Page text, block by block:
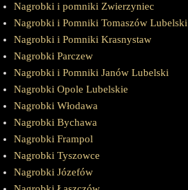
Nagrobki i pomniki Zwierzyniec
Nagrobki i Pomniki Tomaszów Lubelski
Nagrobki i Pomniki Krasnystaw
Nagrobki Parczew
Nagrobki i Pomniki Janów Lubelski
Nagrobki Opole Lubelskie
Nagrobki Włodawa
Nagrobki Bychawa
Nagrobki Frampol
Nagrobki Tyszowce
Nagrobki Józefów